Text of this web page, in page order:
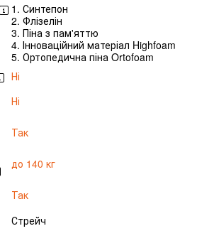
1. Синтепон
2. Флізелін
3. Піна з пам'яттю
4. Інноваційний матеріал Highfoam
5. Ортопедична піна Ortofoam
Ні
Ні
Так
до 140 кг
Так
Стрейч